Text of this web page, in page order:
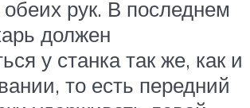
рук. В последнем
должен
у станка так же, как и
то есть передний